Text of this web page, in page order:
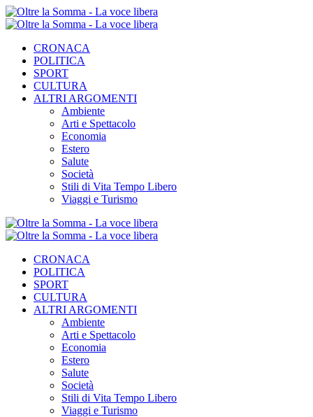
CRONACA
POLITICA
SPORT
CULTURA
ALTRI ARGOMENTI
Ambiente
Arti e Spettacolo
Economia
Estero
Salute
Società
Stili di Vita Tempo Libero
Viaggi e Turismo
CRONACA
POLITICA
SPORT
CULTURA
ALTRI ARGOMENTI
Ambiente
Arti e Spettacolo
Economia
Estero
Salute
Società
Stili di Vita Tempo Libero
Viaggi e Turismo